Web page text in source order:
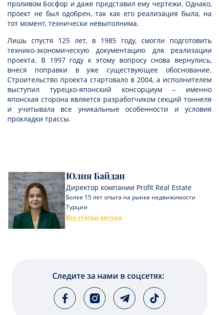
проливом Босфор и даже представил ему чертежи. Однако,
проект не был одобрен, так как его реализация была, на
тот момент, технически невыполнима.
Лишь спустя 125 лет, в 1985 году, смогли подготовить
технико-экономическую документацию для реализации
проекта. В 1997 году к этому вопросу снова вернулись,
внеся поправки в уже существующее обоснование.
Строительство проекта стартовало в 2004, а исполнителем
выступил турецко-японский консорциум – именно
японская сторона является разработчиком секций тоннеля
и учитывала все уникальные особенности и условия
прокладки трассы.
Юлия Байдан
Директор компании Profit Real Estate
Более 15 лет опыта на рынке недвижимости
Турции
Все статьи автора
Следите за нами в соцсетях: